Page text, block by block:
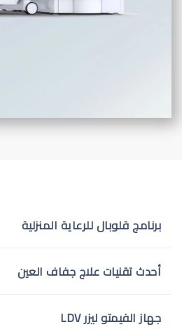
برنامج قلوبال للرعاية المنزلية
أحدث تقنيات علاج جفاف العين
جهاز الفيمتو ليزر LDV